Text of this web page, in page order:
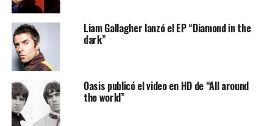
Liam Gallagher lanzó el EP “Diamond in the
dark”
Oasis publicó el video en HD de “All around
the world”